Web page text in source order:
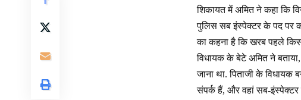
शिकायत में अमित ने कहा कि
पुलिस सब इंस्पेक्टर के पद पर
का कहना है कि खरब पहले
विधायक के बेटे अमित ने
जाना था. पिताजी के
संपर्क हैं, और वहां सब-